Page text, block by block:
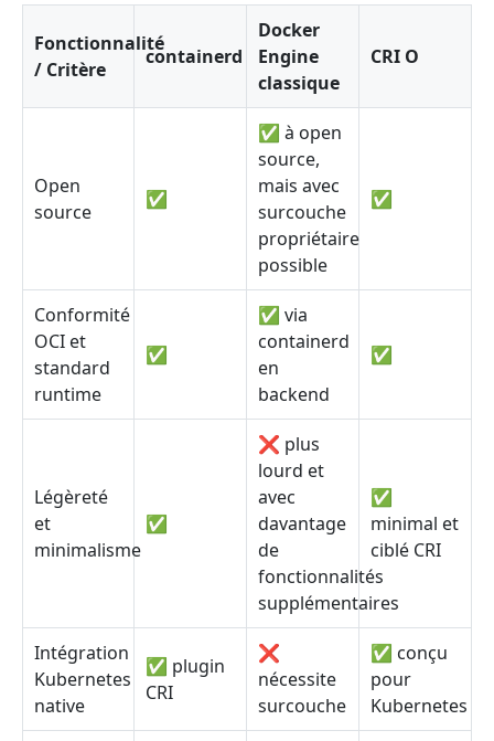
Fonctionnalité
/ Critère
containerd
Docker
Engine
classique
CRI O
Open
source
✅
✅ à open
source,
mais avec
surcouche
propriétaire
possible
✅
Conformité
OCI et
standard
runtime
✅
✅ via
containerd
en
backend
✅
Légèreté
et
minimalisme
✅
❌ plus
lourd et
avec
davantage
de
fonctionnalités
supplémentaires
✅
minimal et
ciblé CRI
Intégration
Kubernetes
native
✅ plugin
CRI
❌
nécessite
surcouche
✅ conçu
pour
Kubernetes